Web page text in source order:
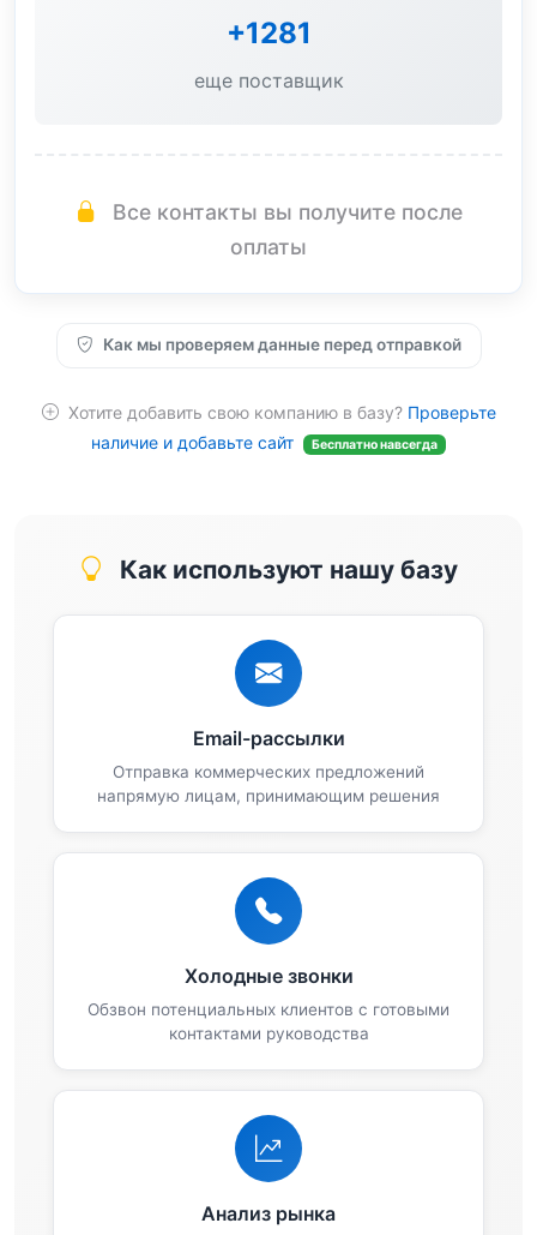
+1281
еще поставщик
Все контакты вы получите после
оплаты
Как мы проверяем данные перед отправкой
Хотите добавить свою компанию в базу? Проверьте
наличие и добавьте сайт
Бесплатно навсегда
Как используют нашу базу
Email-рассылки
Отправка коммерческих предложений
напрямую лицам, принимающим решения
Холодные звонки
Обзвон потенциальных клиентов с готовыми
контактами руководства
Анализ рынка